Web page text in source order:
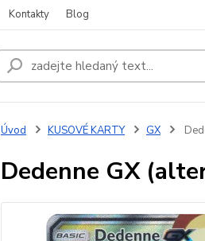
Kontakty Blog
Úvod KUSOVÉ KARTY GX
Dedenne GX